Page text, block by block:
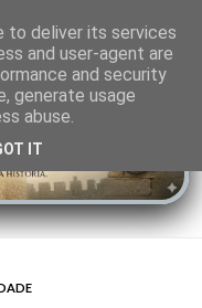
to deliver its services
and user-agent are
and security
generate usage
abuse.
IT